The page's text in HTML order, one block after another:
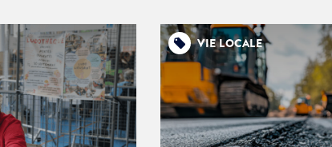
VIE LOCALE